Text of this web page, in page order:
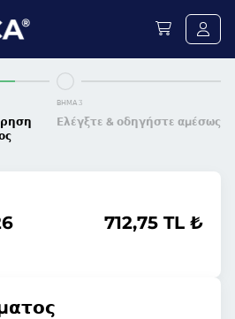
ΒΉΜΑ 3
Ελέγξτε & οδηγήστε αμέσως
712,75 TL ₺